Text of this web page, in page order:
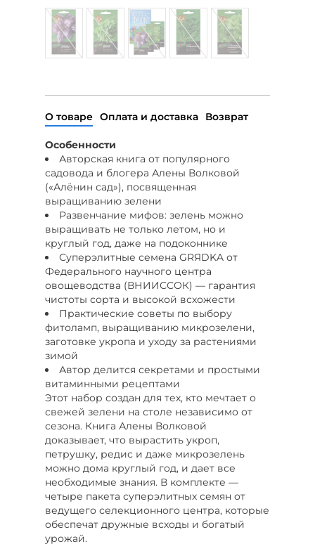
О товаре Оплата и доставка Возврат
Особенности
Авторская книга от популярного
садовода и блогера Алены Волковой
(«Алёнин сад»), посвященная
выращиванию зелени
Развенчание мифов: зелень можно
выращивать не только летом, но и
круглый год, даже на подоконнике
Суперэлитные семена GRЯDKA от
Федерального научного центра
овощеводства (ВНИИССОК) — гарантия
чистоты сорта и высокой всхожести
Практические советы по выбору
фитоламп, выращиванию микрозелени,
заготовке укропа и уходу за растениями
зимой
Автор делится секретами и простыми
витаминными рецептами
Этот набор создан для тех, кто мечтает о
свежей зелени на столе независимо от
сезона. Книга Алены Волковой
доказывает, что вырастить укроп,
петрушку, редис и даже микрозелень
можно дома круглый год, и дает все
необходимые знания. В комплекте —
четыре пакета суперэлитных семян от
ведущего селекционного центра, которые
обеспечат дружные всходы и богатый
урожай.